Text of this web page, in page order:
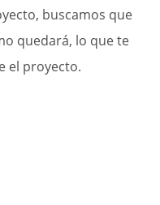
buscamos que
quedará, lo que te
el proyecto.